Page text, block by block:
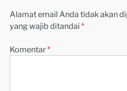
Alamat email Anda tidak akan
yang wajib ditandai *
Komentar*